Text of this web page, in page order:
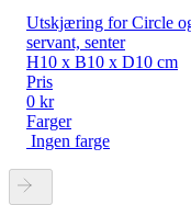
Utskjæring for Circle
servant, senter
H10 x B10 x D10 cm
Pris
0 kr
Farger
Ingen farge